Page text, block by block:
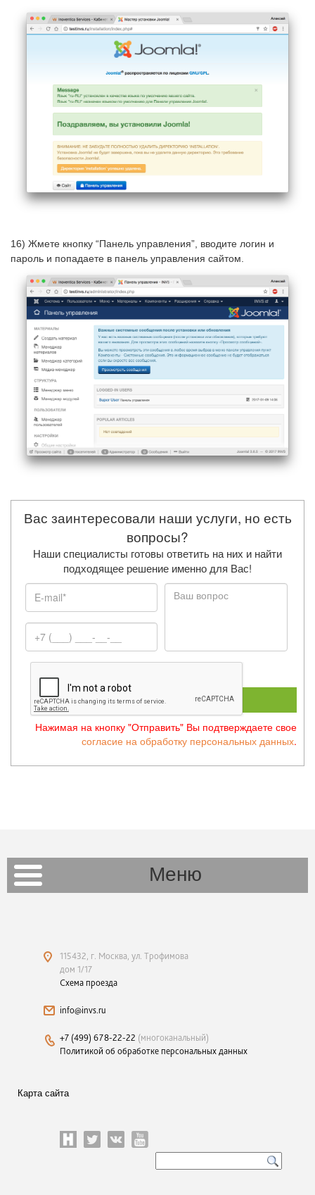
16) Жмете кнопку “Панель управления”, вводите логин и
пароль и попадаете в панель управления сайтом.
Вас заинтересовали наши услуги, но есть
вопросы?
Наши специалисты готовы ответить на них и найти
подходящее решение именно для Вас!
ОТПРАВИТЬ
Нажимая на кнопку "Отправить" Вы подтверждаете свое
согласие на обработку персональных данных.
Меню
115432, г. Москва, ул. Трофимова
дом 1/17
Схема проезда
info@invs.ru
+7 (499) 678-22-22 (многоканальный)
Политикой об обработке персональных данных
Карта сайта